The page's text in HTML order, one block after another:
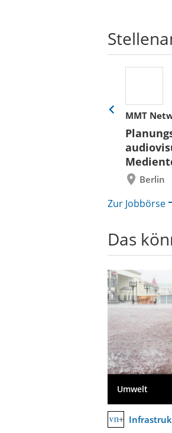
MMT
Berlin
Eine
zurück
Zur Jobbörse
Das
Umwelt